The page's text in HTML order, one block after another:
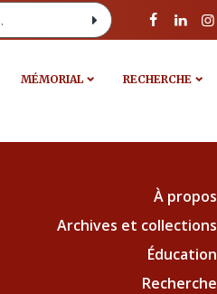
MÉMORIAL RECHERCHE
À propos
Archives et collections
Éducation
Recherche